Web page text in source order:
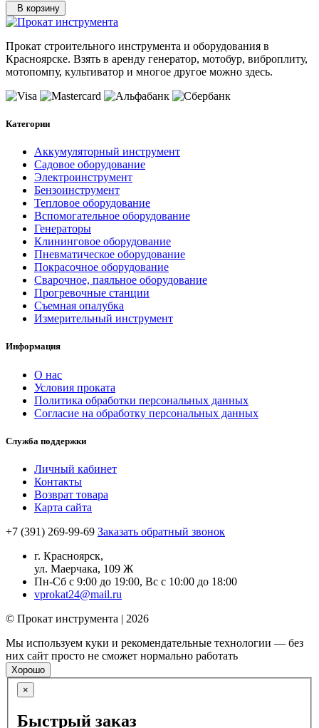
В корзину
Прокат строительного инструмента и оборудования в
Красноярске. Взять в аренду генератор, мотобур, виброплиту,
мотопомпу, культиватор и многое другое можно здесь.
Категории
Аккумуляторный инструмент
Садовое оборудование
Электроинструмент
Бензоинструмент
Тепловое оборудование
Вспомогательное оборудование
Генераторы
Клининговое оборудование
Пневматическое оборудование
Покрасочное оборудование
Сварочное, паяльное оборудование
Прогревочные станции
Съемная опалубка
Измерительный инструмент
Информация
О нас
Условия проката
Политика обработки персональных данных
Согласие на обработку персональных данных
Служба поддержки
Личный кабинет
Контакты
Возврат товара
Карта сайта
+7 (391) 269-99-69 Заказать обратный звонок
г. Красноярск,
ул. Маерчака, 109 Ж
Пн-Сб с 9:00 до 19:00, Вс с 10:00 до 18:00
vprokat24@mail.ru
© Прокат инструмента | 2026
Мы используем куки и рекомендательные технологии — без
них сайт просто не сможет нормально работать
Хорошо
×
Быстрый заказ